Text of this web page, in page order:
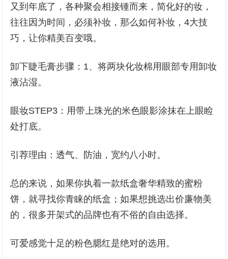
又到年底了，各种聚会相接锺而来，简化好的妆，
往往因为时间，必须补妆，那么如何补妆，4大技
巧，让你精美百变哦。
卸下睫毛膏步骤：1、将两块化妆棉用眼部专用卸妆
液沾湿。
眼妆STEP3：用带上珠光的米色眼影涂抹在上眼睑
处打底。
引荐理由：透气、防油，宽约八小时。
总的来说，如果你执着一款纸盒奢华精致的蜜粉
饼，就寻找你青睐的纸盒；如果想挑选出价廉物美
的，很多开架式的品牌也有不俗的自由选择。
可爱感觉十足的粉色腮红是绝对的选用。